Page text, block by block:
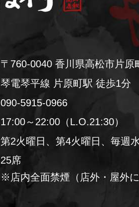
〒760-0040 香川県高松市片原
琴電琴平線 片原町駅 徒歩1分
090-5915-0966
17:00～22:00（L.O.21:30）
第2火曜日、第4火曜日、毎週
25席
※店内全面禁煙 （店外・屋外